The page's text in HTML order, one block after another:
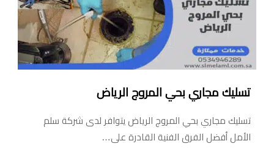
تسليك مجاري بحي المروج الرياض
تسليك مجاري بحي المروج الرياض يتوافر لدى شركة سلم
الأمل أفضل الفرق الفنية القادرة على…